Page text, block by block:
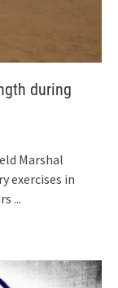
during
Marshal
exercises in
...